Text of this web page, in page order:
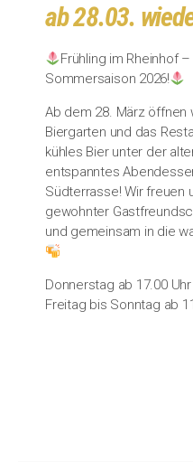
ab 28.03.
Frühling im Rheinhof
Sommersaison 2026!
Ab dem 28. März öffnen
Biergarten und das
kühles Bier unter der
entspanntes
Südterrasse! Wir freuen
gewohnter
und gemeinsam in die
Donnerstag ab 17.00 Uhr
Freitag bis Sonntag ab